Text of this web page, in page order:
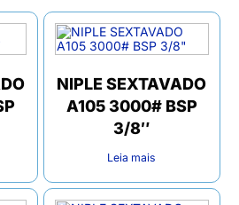
NIPLE SEXTAVADO
A105 3000# BSP
3/8″
Leia mais